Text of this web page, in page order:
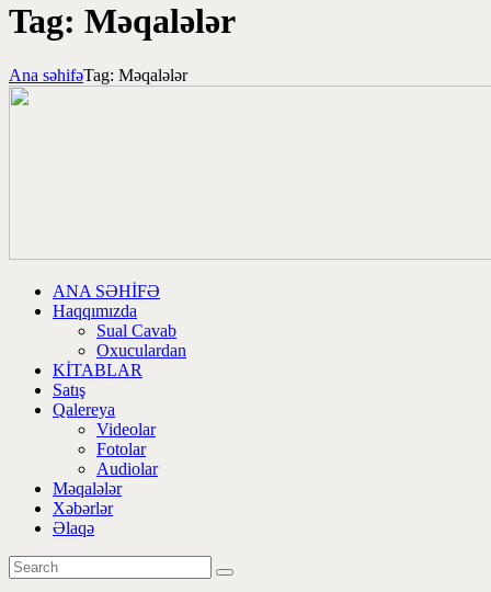
Tag: Məqalələr
Ana səhifəTag: Məqalələr
ANA SƏHİFƏ
Haqqımızda
Sual Cavab
Oxuculardan
KİTABLAR
Satış
Qalereya
Videolar
Fotolar
Audiolar
Məqalələr
Xəbərlər
Əlaqə